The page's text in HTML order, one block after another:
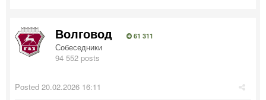
Волговод 61 311
Собеседники
94 552 posts
Posted 20.02.2026 16:11